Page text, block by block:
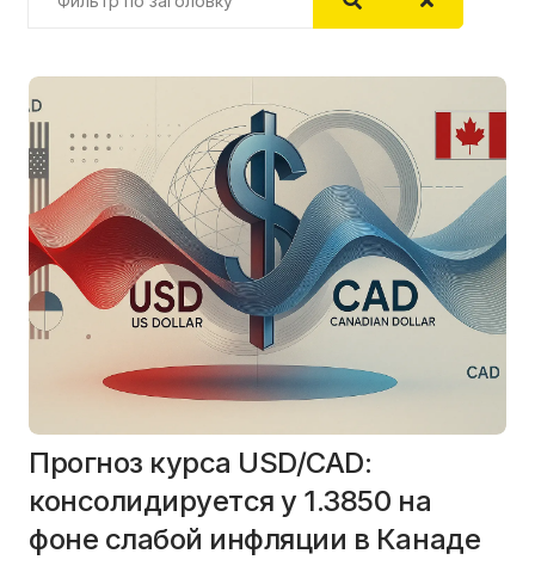
Прогноз курса USD/CAD:
консолидируется у 1.3850 на
фоне слабой инфляции в Канаде